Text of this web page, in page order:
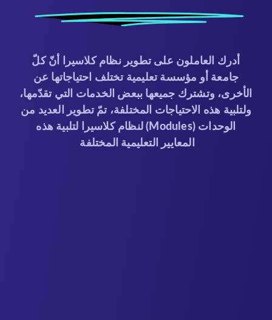
أدرك العاملون على تطوير نظام كلاسيرا أنّ كلّ
جامعة أو مؤسسة تعليمية تختلف احتياجاتها عن
الأخرى، وتشترك جميعها ببعض الخدمات التي تقدّمها،
ولتلبية هذه الاحتياجات المختلفة، تمّ تطوير العديد من
الوحدات (Modules) لنظام كلاسيرا لتلبية هذه
المعايير التعليمية المختلفة